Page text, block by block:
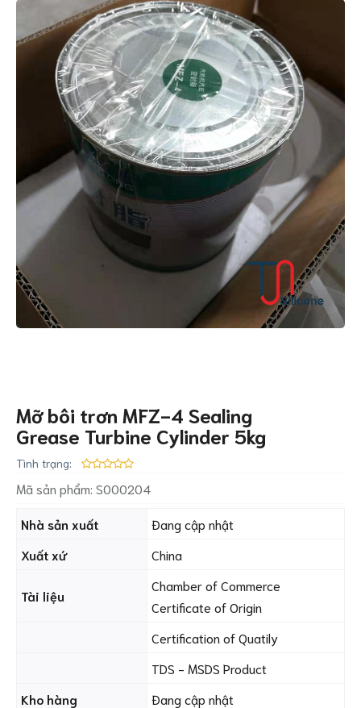
Mỡ bôi trơn MFZ-4 Sealing
Grease Turbine Cylinder 5kg
Tình trạng:
Mã sản phẩm: S000204
Nhà sản xuất
Đang cập nhật
Xuất xứ
China
Tài liệu
Chamber of Commerce
Certificate of Origin
Certification of Quatily
TDS - MSDS Product
Kho hàng
Đang cập nhật